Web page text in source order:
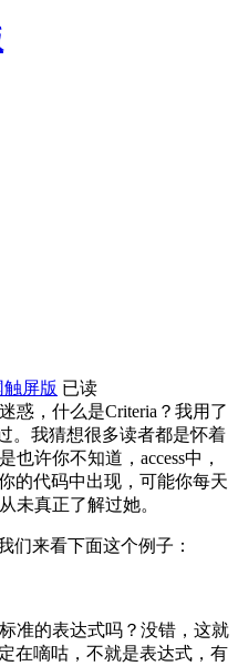
触屏版 已读
惑，什么是Criteria？我用了
。我猜想很多读者都是怀着
许你不知道，access中，
的代码中出现，可能你每天
未真正了解过她。
们来看下面这个例子：
准的表达式吗？没错，这就
在嘀咕，不就是表达式，有